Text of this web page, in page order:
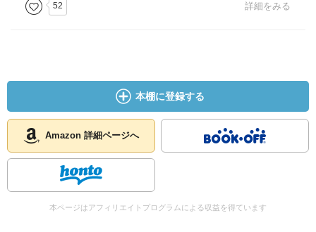
52 詳細をみる
本棚に登録する
Amazon 詳細ページへ
本ページはアフィリエイトプログラムによる収益を得ています